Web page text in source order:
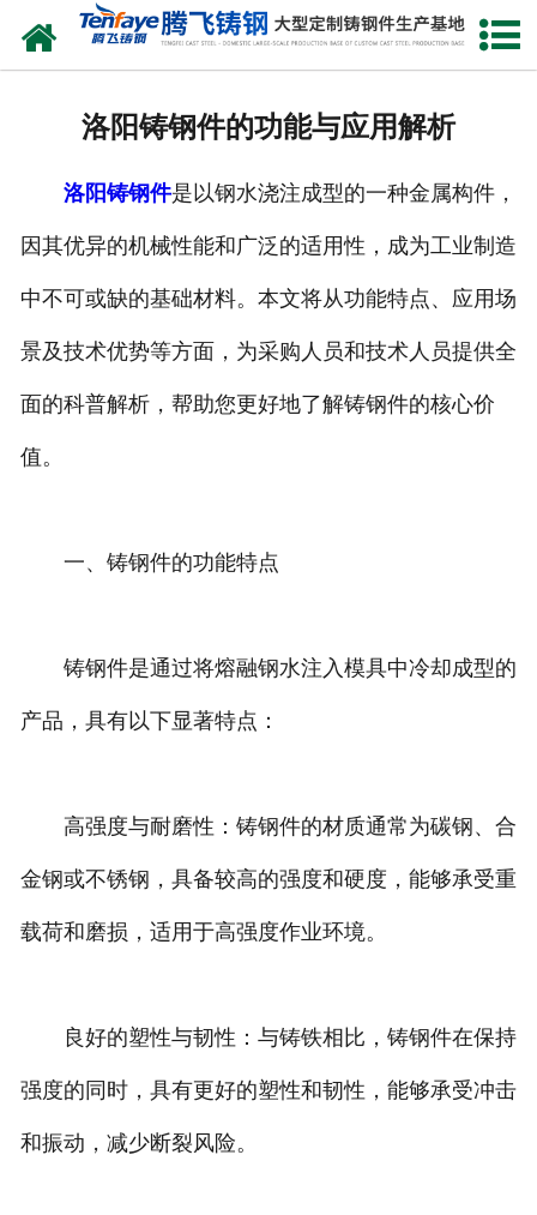
网站首页
生产能力
联系我们
洛阳铸钢件的功能与应用解析
洛阳铸钢件是以钢水浇注成型的一种金属构件，
因其优异的机械性能和广泛的适用性，成为工业制造
中不可或缺的基础材料。本文将从功能特点、应用场
景及技术优势等方面，为采购人员和技术人员提供全
面的科普解析，帮助您更好地了解铸钢件的核心价
值。
一、铸钢件的功能特点
铸钢件是通过将熔融钢水注入模具中冷却成型的
产品，具有以下显著特点：
高强度与耐磨性：铸钢件的材质通常为碳钢、合
金钢或不锈钢，具备较高的强度和硬度，能够承受重
载荷和磨损，适用于高强度作业环境。
良好的塑性与韧性：与铸铁相比，铸钢件在保持
强度的同时，具有更好的塑性和韧性，能够承受冲击
和振动，减少断裂风险。